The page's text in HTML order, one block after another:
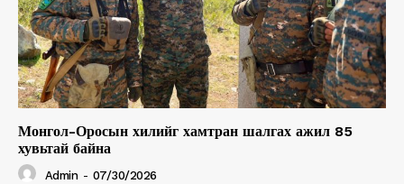
Монгол-Оросын хилийг хамтран шалгах ажил 85
хувьтай байна
Admin - 07/30/2026